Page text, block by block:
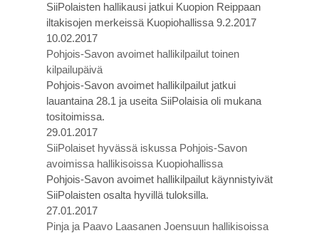
SiiPolaisten hallikausi jatkui Kuopion Reippaan
iltakisojen merkeissä Kuopiohallissa 9.2.2017
10.02.2017
Pohjois-Savon avoimet hallikilpailut toinen
kilpailupäivä
Pohjois-Savon avoimet hallikilpailut jatkui
lauantaina 28.1 ja useita SiiPolaisia oli mukana
tositoimissa.
29.01.2017
SiiPolaiset hyvässä iskussa Pohjois-Savon
avoimissa hallikisoissa Kuopiohallissa
Pohjois-Savon avoimet hallikilpailut käynnistyivät
SiiPolaisten osalta hyvillä tuloksilla.
27.01.2017
Pinja ja Paavo Laasanen Joensuun hallikisoissa